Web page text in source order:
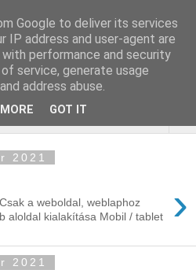
- Teljes
megoldások
2021
›
a weboldal, weblaphoz
aloldal kialakítása Mobil / tablet
2021
Google to deliver its services
IP address and user-agent are
performance and security
service, generate usage
address abuse.
GOT IT